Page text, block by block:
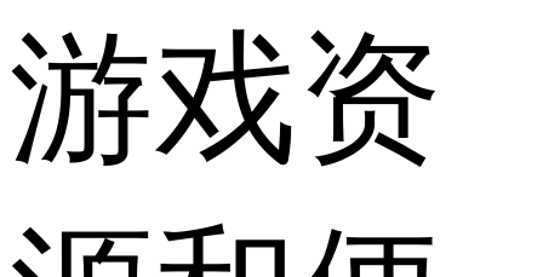
游戏资